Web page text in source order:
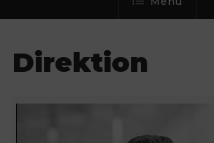
Direktion